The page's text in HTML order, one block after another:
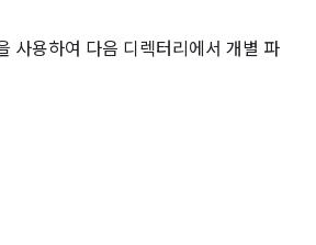
사용하여 다음 디렉터리에서 개별 파